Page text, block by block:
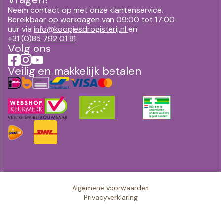
Neem contact op met onze klantenservice.
Bereikbaar op werkdagen van 09:00 tot 17:00
uur via info@koopjesdrogisterij.nl en
+31 (0)85 792 01 81
Volg ons
Veilig en makkelijk betalen
Algemene voorwaarden
Privacyverklaring